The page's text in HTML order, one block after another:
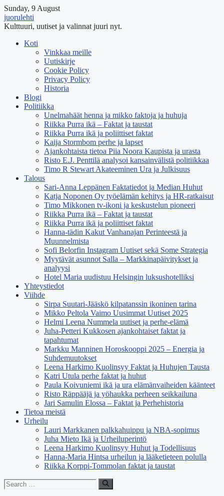
Sunday, 9 August
juorulehti
Kulttuuri, uutiset ja valinnat juuri nyt.
Koti
Vinkkaa meille
Uutiskirje
Cookie Policy
Privacy Policy
Historia
Blogi
Politiikka
Unelmahäät henna ja mikko faktoja ja huhuja
Riikka Purra ikä – Faktat ja taustat
Riikka Purra ikä ja poliittiset faktat
Kaija Stormbom perhe ja lapset
Ajankohtaista tietoa Piia Noora Kaupista ja urasta
Risto E.J. Penttilä analysoi kansainvälistä politiikkaa
Timo R Stewart Akateeminen Ura ja Julkisuus
Talous
Sari-Anna Leppänen Faktatiedot ja Median Huhut
Katja Noponen Oy työelämän kehitys ja HR-ratkaisut
Timo Mikkonen tv-ikoni ja keskustelun pioneeri
Riikka Purra ikä – Faktat ja taustat
Riikka Purra ikä ja poliittiset faktat
Hanna-tädin Kakut Vanhanajan Perinteestä ja
Muunnelmista
Sofi Belorfin Instagram Uutiset sekä Some Strategia
Myytävät asunnot Salla – Markkinapäivitykset ja
analyysi
Hotel Maria uudistuu Helsingin luksushotelliksi
Yhteystiedot
Viihde
Sirpa Suutari-Jääskö kilpatanssin ikoninen tarina
Mikko Peltola Vaimo Uusimmat Uutiset 2025
Helmi Leena Nummela uutiset ja perhe-elämä
Juha-Petteri Kukkosen ajankohtaiset faktat ja
tapahtumat
Markku Manninen Horoskooppi 2025 – Energia ja
Suhdemuutokset
Leena Harkimo Kuolinsyy Faktat ja Huhujen Tausta
Katri Utula perhe faktat ja huhut
Paula Koivuniemi ikä ja ura elämänvaiheiden käänteet
Risto Räppääjä ja yöhaukka perheen seikkailuna
Jari Samulin Elossa – Faktat ja Perhehistoria
Tietoa meistä
Urheilu
Lauri Markkanen palkkahuippu ja NBA-sopimus
Juha Mieto Ikä ja Urheiluperintö
Leena Harkimo Kuolinsyy Huhut ja Todellisuus
Hanna-Maria Hintsa urheilun ja lääketieteen polulla
Riikka Korppi-Tommolan faktat ja taustat
Search
for: